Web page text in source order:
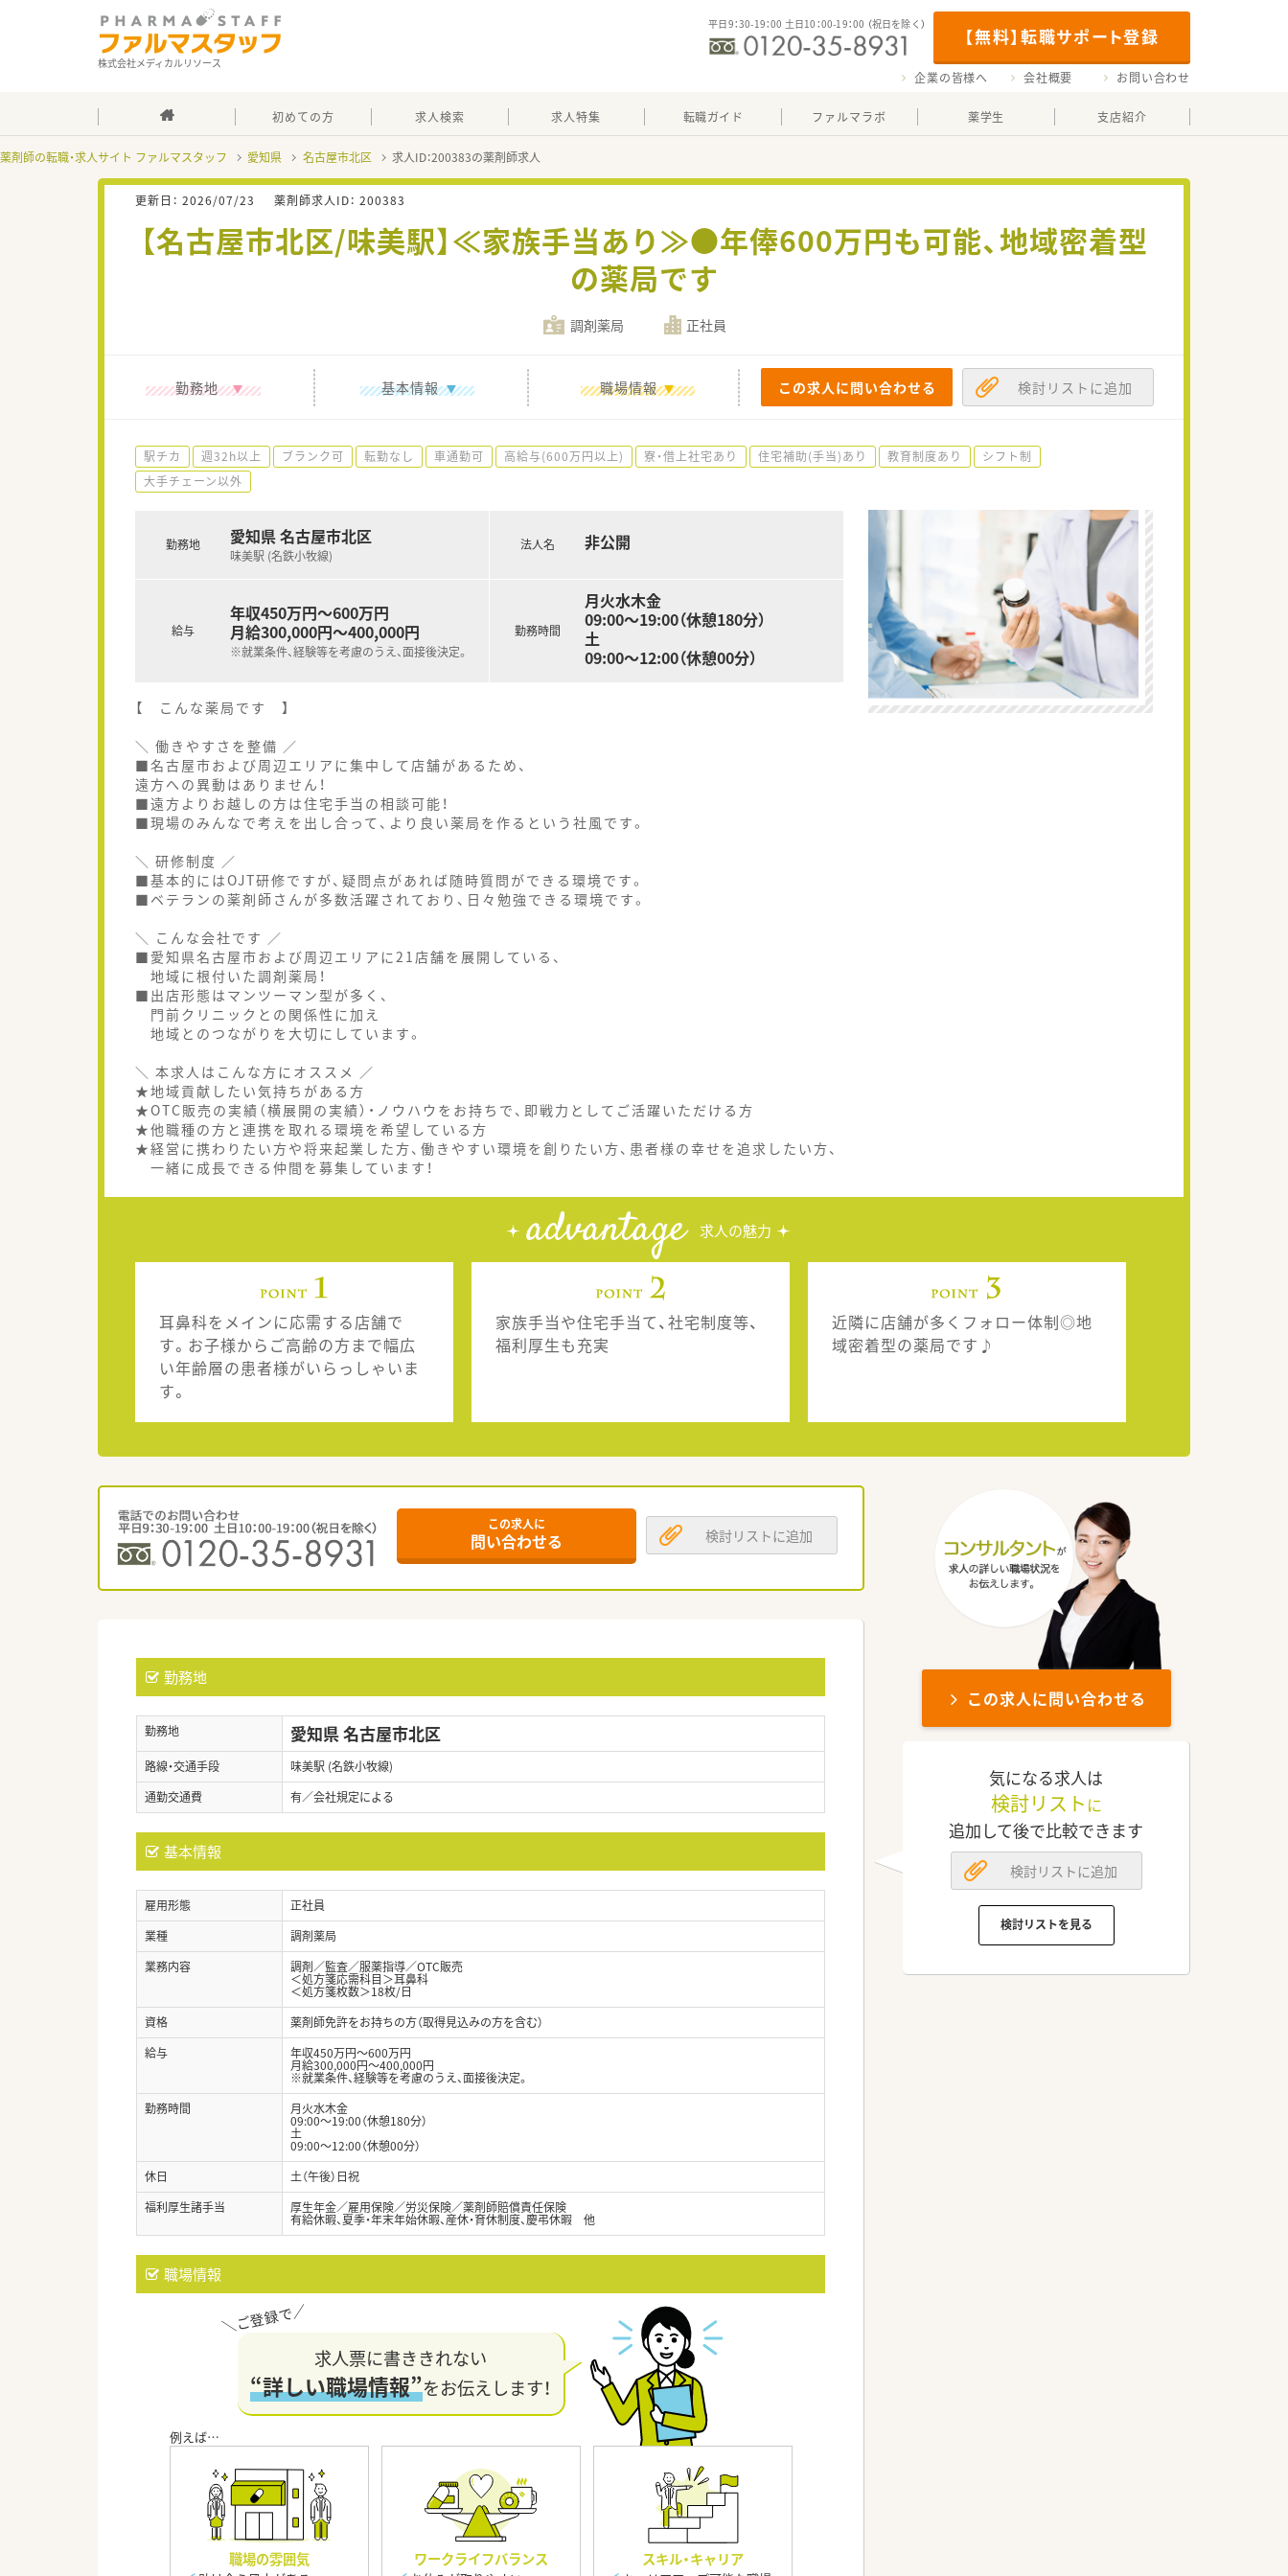
株式会社メディカルリソース
【無料】転職サポート登録
平日9：30-19：00 土日10：00-19：00 （祝日を除く）
企業の皆様へ 会社概要 お問い合わせ
初めての方 求人検索 求人特集 転職ガイド ファルマラボ 薬学生 支店紹介
薬剤師の転職・求人サイト ファルマスタッフ 愛知県 名古屋市北区 求人ID：200383の薬剤師求人
更新日： 2026/07/23 薬剤師求人ID： 200383
【名古屋市北区/味美駅】≪家族手当あり≫●年俸600万円も可能、地域密着型
の薬局です
調剤薬局 正社員
勤務地 基本情報 職場情報 この求人に問い合わせる 検討リストに追加
駅チカ 週32h以上 ブランク可 転勤なし 車通勤可 高給与(600万円以上) 寮・借上社宅あり 住宅補助(手当)あり 教育制度あり
シフト制
大手チェーン以外
勤務地 愛知県 名古屋市北区
味美駅 (名鉄小牧線)
給与
年収450万円～600万円
月給300,000円～400,000円
※就業条件、経験等を考慮のうえ、面接後決定。
法人名 非公開
勤務時間
月火水木金
09:00～19:00（休憩180分）
土
09:00～12:00（休憩00分）
【 こんな薬局です 】
＼ 働きやすさを整備 ／
■名古屋市および周辺エリアに集中して店舗があるため、
遠方への異動はありません！
■遠方よりお越しの方は住宅手当の相談可能！
■現場のみんなで考えを出し合って、より良い薬局を作るという社風です。
＼ 研修制度 ／
■基本的にはOJT研修ですが、疑問点があれば随時質問ができる環境です。
■ベテランの薬剤師さんが多数活躍されており、日々勉強できる環境です。
＼ こんな会社です ／
■愛知県名古屋市および周辺エリアに21店舗を展開している、
地域に根付いた調剤薬局！
■出店形態はマンツーマン型が多く、
門前クリニックとの関係性に加え
地域とのつながりを大切にしています。
＼ 本求人はこんな方にオススメ ／
★地域貢献したい気持ちがある方
★OTC販売の実績（横展開の実績）・ノウハウをお持ちで、即戦力としてご活躍いただける方
★他職種の方と連携を取れる環境を希望している方
★経営に携わりたい方や将来起業した方、働きやすい環境を創りたい方、患者様の幸せを追求したい方、
一緒に成長できる仲間を募集しています！
advantage 求人の魅力
耳鼻科をメインに応需する店舗で
す。お子様からご高齢の方まで幅広
い年齢層の患者様がいらっしゃいま
す。
家族手当や住宅手当て、社宅制度等、
福利厚生も充実
近隣に店舗が多くフォロー体制◎地
域密着型の薬局です♪
この求人に
問い合わせる 検討リストに追加
勤務地
勤務地 愛知県 名古屋市北区
路線・交通手段
味美駅 (名鉄小牧線)
通勤交通費
有／会社規定による
基本情報
雇用形態
正社員
業種
調剤薬局
業務内容
調剤／監査／服薬指導／OTC販売
＜処方箋応需科目＞耳鼻科
＜処方箋枚数＞18枚/日
資格
薬剤師免許をお持ちの方（取得見込みの方を含む）
給与
年収450万円～600万円
月給300,000円～400,000円
※就業条件、経験等を考慮のうえ、面接後決定。
勤務時間
月火水木金
09:00～19:00（休憩180分）
土
09:00～12:00（休憩00分）
休日
土（午後）日祝
福利厚生諸手当
厚生年金／雇用保険／労災保険／薬剤師賠償責任保険
有給休暇、夏季・年末年始休暇、産休・育休制度、慶弔休暇 他
職場情報
求人票に書ききれない
“詳しい職場情報”をお伝えします！
職場の雰囲気 ワークライフバランス スキル・キャリア
この求人に問い合わせる
気になる求人は
検討リスト に
追加して後で比較できます
検討リストに追加
検討リストを見る